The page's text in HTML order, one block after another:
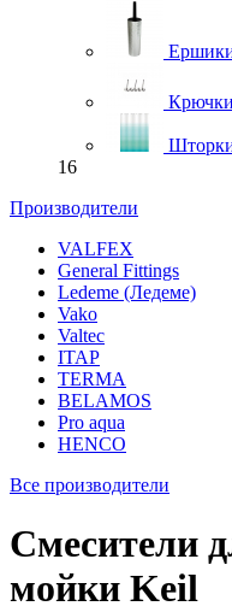
16
Производители
VALFEX
General Fittings
Ledeme (Ледеме)
Vako
Valtec
ITAP
TERMA
BELAMOS
Pro aqua
HENCO
Все производители
Смесители
мойки Keil